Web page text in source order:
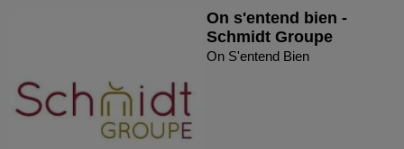
On s'entend bien -
Schmidt Groupe
On S'entend Bien